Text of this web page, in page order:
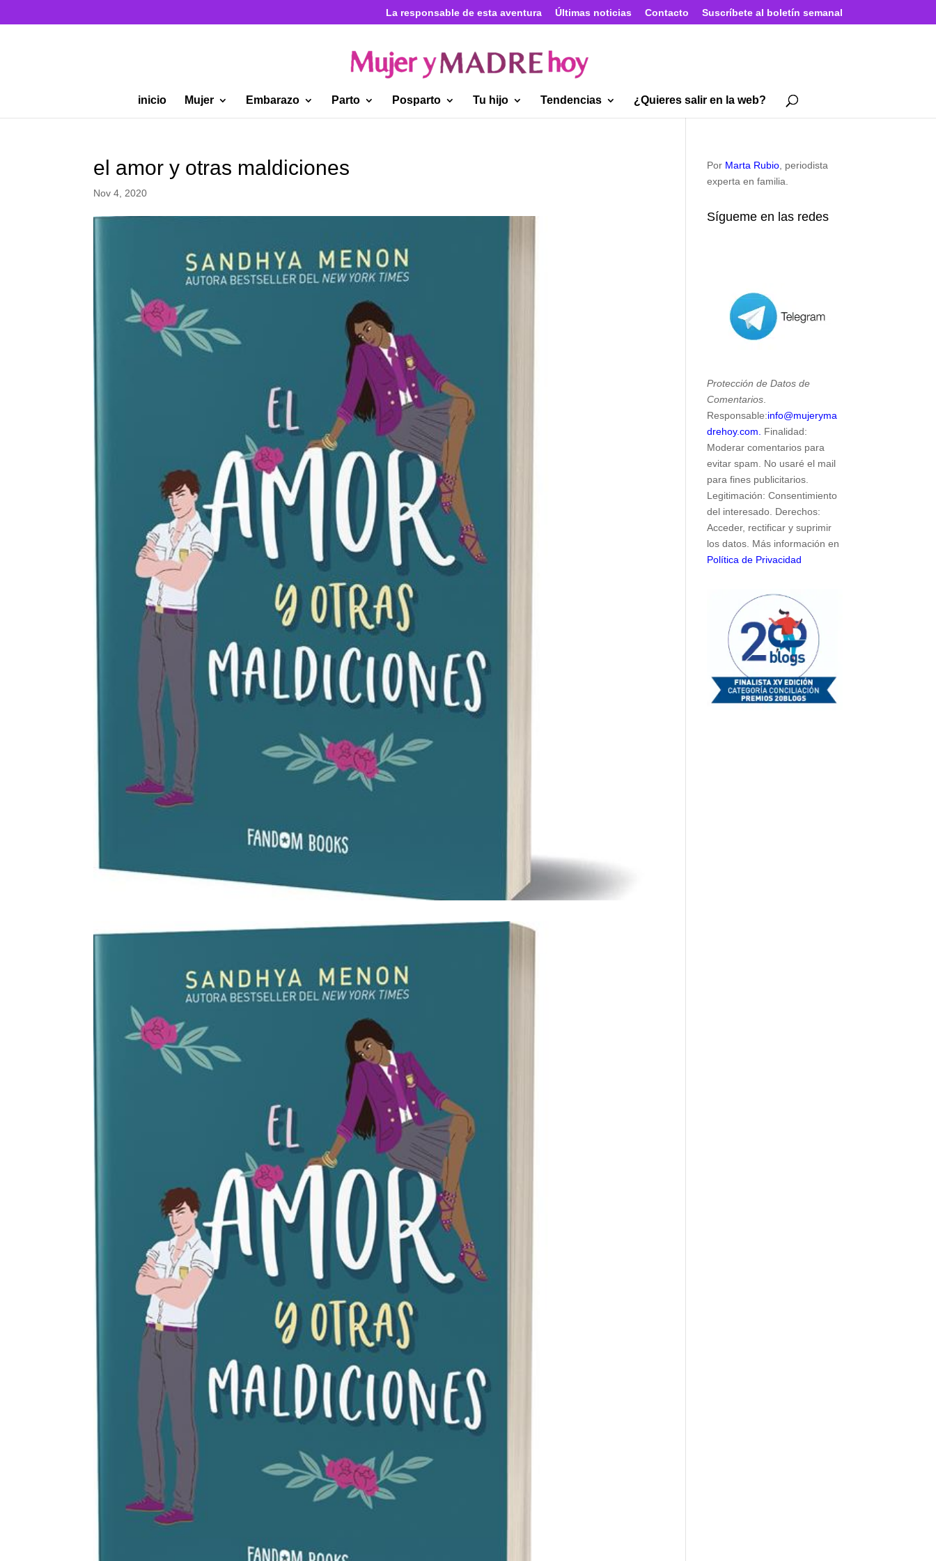
La responsable de esta aventura Últimas noticias Contacto Suscríbete al boletín semanal
inicio Mujer Embarazo Parto Posparto Tu hijo Tendencias ¿Quieres salir en la web?
el amor y otras maldiciones
Nov 4, 2020
Por Marta Rubio , periodista
experta en familia.
Sígueme en las redes
Protección de Datos de
Comentarios
Responsable:info@mujeryma
drehoy.com.
Finalidad:
Moderar comentarios para
evitar spam. No usaré el mail
para fines publicitarios.
Legitimación: Consentimiento
del interesado. Derechos:
Acceder, rectificar y suprimir
los datos. Más información en
Política de Privacidad